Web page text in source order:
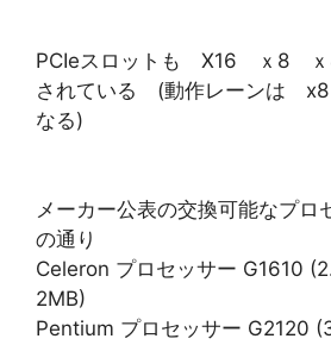
PCIeスロットも X16 ｘ8 ｘ
されている (動作レーン
なる)
メーカー公表の交換可能なプ
の通り
Celeron プロセッサー G1610
2MB)
Pentium プロセッサー G2120